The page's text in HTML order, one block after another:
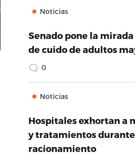
Noticias
Senado pone la
de cuido de adultos
0
Noticias
Hospitales exhortan a
y tratamientos durante
racionamiento